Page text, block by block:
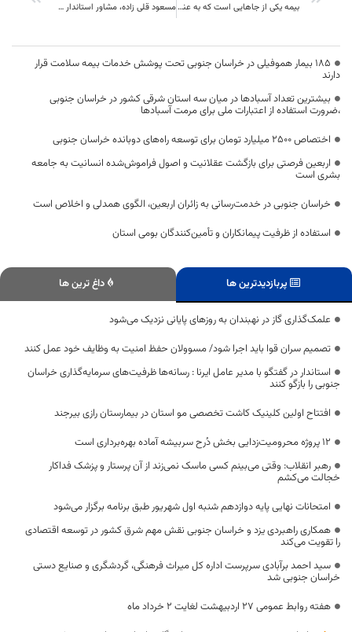
بیمه یکی از جاهایی است که به عنوان هزینه سرمایه باید به آن نگاه شود مسعود قلی زاده، مشاور استاندار خراسان جنوبی شد.
۱۸۵ بیمار هموفیلی در خراسان جنوبی تحت پوشش خدمات بیمه سلامت قرار
دارند
بیشترین تعداد آسبادها در میان سه استان شرقی کشور در خراسان جنوبی
،ضرورت استفاده از اعتبارات ملی برای مرمت آسبادها
اختصاص 2500 میلیارد تومان برای توسعه راه‌های دوبانده خراسان جنوبی
اربعین فرصتی برای بازگشت عقلانیت و اصول فراموش‌شده انسانیت به جامعه
بشری است
خراسان جنوبی در خدمت‌رسانی به زائران اربعین، الگوی همدلی و اخلاص است
استفاده از ظرفیت پیمانکاران و تأمین‌کنندگان بومی استان
پربازدیدترین ها داغ ترین ها
علمک‌گذاری گاز در نهبندان به روزهای پایانی نزدیک می‌شود
تصمیم سران قوا باید اجرا شود/ مسوولان حفظ امنیت به وظایف خود عمل کنند
استاندار در گفتگو با مدیر عامل ایرنا : رسانه‌ها ظرفیت‌های سرمایه‌گذاری خراسان
جنوبی را بازگو کنند
افتتاح اولین کلینیک کاشت تخصصی مو استان در بیمارستان رازی بیرجند
۱۲ پروژه محرومیت‌زدایی بخش دُرح سربیشه آماده بهره‌برداری است
رهبر انقلاب: وقتی می‌بینم کسی ماسک نمی‌زند از آن پرستار و پزشک فداکار
خجالت می‌کشم
امتحانات نهایی پایه دوازدهم شنبه اول شهریور طبق برنامه برگزار می‌شود
همکاری راهبردی یزد و خراسان جنوبی نقش مهم شرق کشور در توسعه اقتصادی
را تقویت می‌کند
سید احمد برآبادی سرپرست اداره کل میراث فرهنگی، گردشگری و صنایع دستی
خراسان جنوبی شد
هفته روابط عمومی 27 اردبیهشت لغایت 2 خرداد ماه